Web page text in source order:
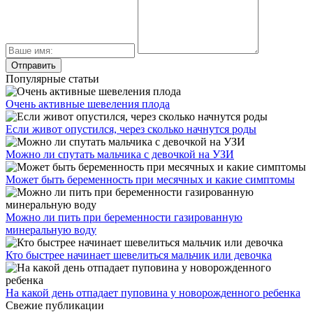
Популярные статьи
Очень активные шевеления плода
Если живот опустился, через сколько начнутся роды
Можно ли спутать мальчика с девочкой на УЗИ
Может быть беременность при месячных и какие симптомы
Можно ли пить при беременности газированную
минеральную воду
Кто быстрее начинает шевелиться мальчик или девочка
На какой день отпадает пуповина у новорожденного ребенка
Свежие публикации